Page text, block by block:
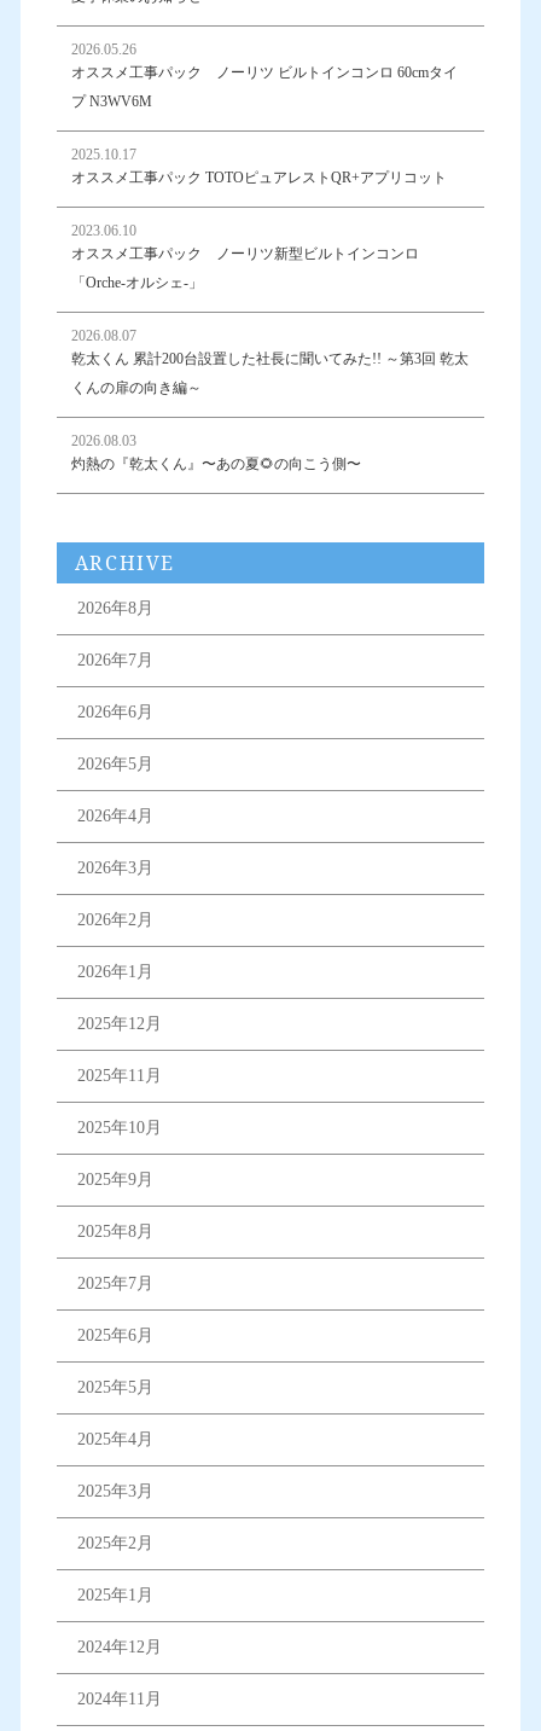
2026.05.26
オススメ工事パック ノーリツ ビルトインコンロ 60cmタイ
プ N3WV6M
2025.10.17
オススメ工事パック TOTOピュアレストQR+アプリコット
2023.06.10
オススメ工事パック ノーリツ新型ビルトインコンロ
「Orche-オルシェ-」
2026.08.07
乾太くん 累計200台設置した社長に聞いてみた!! ～第3回 乾太
くんの扉の向き編～
2026.08.03
灼熱の『乾太くん』〜あの夏🌻の向こう側〜
ARCHIVE
2026年8月
2026年7月
2026年6月
2026年5月
2026年4月
2026年3月
2026年2月
2026年1月
2025年12月
2025年11月
2025年10月
2025年9月
2025年8月
2025年7月
2025年6月
2025年5月
2025年4月
2025年3月
2025年2月
2025年1月
2024年12月
2024年11月